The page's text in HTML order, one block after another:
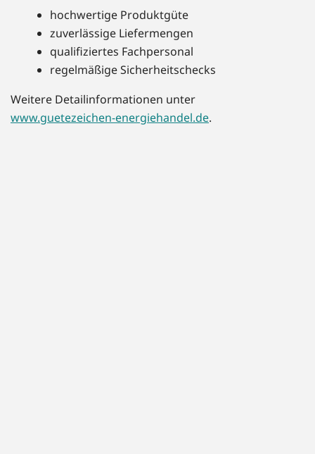
hochwertige Produktgüte
zuverlässige Liefermengen
qualifiziertes Fachpersonal
regelmäßige Sicherheitschecks
Weitere Detailinformationen unter
www.guetezeichen-energiehandel.de.